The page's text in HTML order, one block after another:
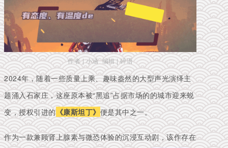
作者 | 小涵 编辑 | 碎语
2024年，随着一些质量上乘、趣味盎然的大型声光演绎主
题涌入石家庄，这座原本被“黑追”占据市场的的城市迎来蜕
变，授权引进的《康斯坦丁》 便是其中之一。
作为一款兼顾肾上腺素与微恐体验的沉浸互动剧，该作存在